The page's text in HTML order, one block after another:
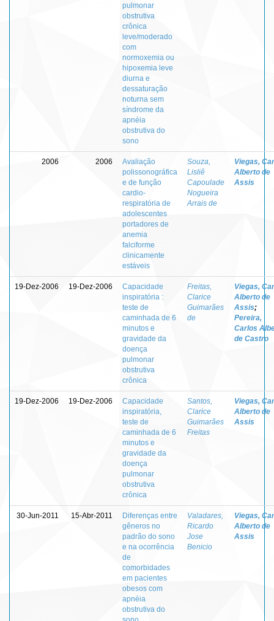
pulmonar
obstrutiva
crônica
leve/moderado
com
normoxemia ou
hipoxemia leve
diurna e
dessaturação
noturna sem
síndrome da
apnéia
obstrutiva do
sono
2006 2006
Avaliação
polissonográfica
e de função
cardio-
respiratória de
adolescentes
portadores de
anemia
falciforme
clinicamente
estáveis
Souza,
Lisliê
Capoulade
Nogueira
Arrais de
Viegas,
Alberto de
Assis
19-Dez-2006 19-Dez-2006
Capacidade
inspiratória :
teste de
caminhada de 6
minutos e
gravidade da
doença
pulmonar
obstrutiva
crônica
Freitas,
Clarice
Guimarães
de
Viegas,
Alberto de
Assis;
Pereira,
Carlos
de Castro
19-Dez-2006 19-Dez-2006
Capacidade
inspiratória,
teste de
caminhada de 6
minutos e
gravidade da
doença
pulmonar
obstrutiva
crônica
Santos,
Clarice
Guimarães
Freitas
Viegas,
Alberto de
Assis
30-Jun-2011 15-Abr-2011
Diferenças entre
gêneros no
padrão do sono
e na ocorrência
de
comorbidades
em pacientes
obesos com
apnéia
obstrutiva do
Valadares,
Ricardo
Jose
Benicio
Viegas,
Alberto de
Assis